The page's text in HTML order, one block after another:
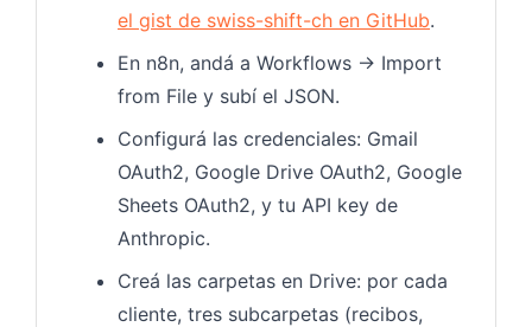
el gist de swiss-shift-ch en GitHub.
En n8n, andá a Workflows → Import
from File y subí el JSON.
Configurá las credenciales: Gmail
OAuth2, Google Drive OAuth2, Google
Sheets OAuth2, y tu API key de
Anthropic.
Creá las carpetas en Drive: por cada
cliente, tres subcarpetas (recibos,